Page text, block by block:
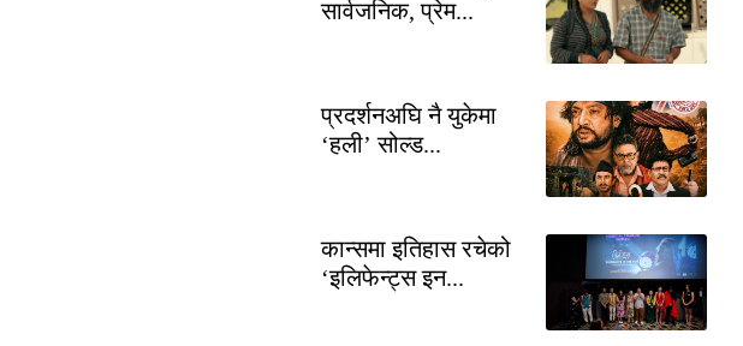
सार्वजनिक, प्रेम...
प्रदर्शनअघि नै युकेमा
‘हली’ सोल्ड...
कान्समा इतिहास रचेको
‘इलिफेन्ट्स इन...